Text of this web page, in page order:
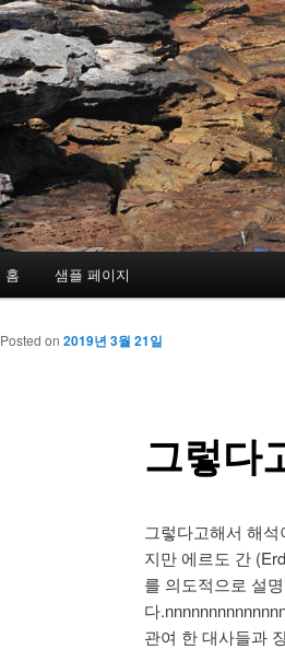
Skip to primary content
Skip to secondary content
홈 샘플 페이지
Post navigation
그렇다
Posted on 2019년 3월 21일
그렇다고해서 해
지만 에르도 간
를 의도적으로 설
다
관여 한 대사들과